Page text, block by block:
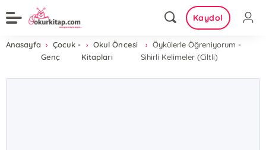
Kaydol
Anasayfa
Çocuk -
Genç
Okul Öncesi
Kitapları
Öykülerle Öğreniyorum -
Sihirli Kelimeler (Ciltli)